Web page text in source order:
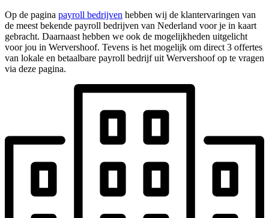
Op de pagina payroll bedrijven hebben wij de klantervaringen van
de meest bekende payroll bedrijven van Nederland voor je in kaart
gebracht. Daarnaast hebben we ook de mogelijkheden uitgelicht
voor jou in Wervershoof. Tevens is het mogelijk om direct 3 offertes
van lokale en betaalbare payroll bedrijf uit Wervershoof op te vragen
via deze pagina.